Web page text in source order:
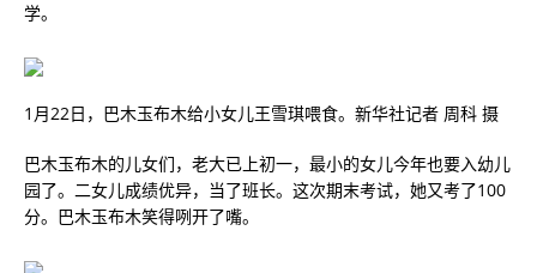
学。
1月22日，巴木玉布木给小女儿王雪琪喂食。新华社记者 周科 摄
巴木玉布木的儿女们，老大已上初一，最小的女儿今年也要入幼儿
园了。二女儿成绩优异，当了班长。这次期末考试，她又考了100
分。巴木玉布木笑得咧开了嘴。